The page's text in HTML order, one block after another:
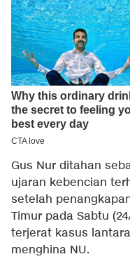
Gus Nur ditahan
ujaran kebencian
setelah
Timur pada Sabtu
terjerat kasus
menghina NU.